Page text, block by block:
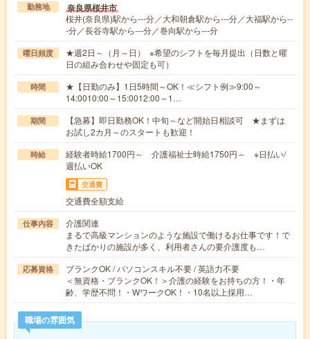
勤務地 奈良県桜井市
桜井(奈良県)駅から---分／大和朝倉駅から---分／大福駅から--
-分／長谷寺駅から---分／巻向駅から---分
曜日頻度
★週2日～（月～日） ※希望のシフトを毎月提出（日数と曜
日の組み合わせや固定も可）
時間
★【日勤のみ】1日5時間～OK！≪シフト例≫9:00～
14:0010:00～15:0012:00～1…
期間
【急募】即日勤務OK！中旬～など開始日相談可 ★まずは
お試し2カ月～のスタートも歓迎！
時給
経験者時給1700円～ 介護福祉士時給1750円～ ※日払い/
週払いOK
交通費
交通費全額支給
仕事内容
介護関連
まるで高級マンションのような施設で働けるお仕事です！で
きたばかりの施設が多く、利用者さんの要介護度も…
応募資格
ブランクOK / パソコンスキル不要 / 英語力不要
＜無資格・ブランクOK！＞介護の経験をお持ちの方！・年
齢、学歴不問！・WワークOK！・10名以上採用…
職場の雰囲気